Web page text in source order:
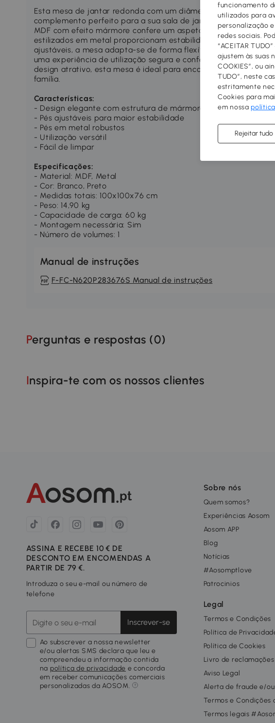
Esta mesa de jantar redonda com um diâmetro de 100 cm e
complemento perfeito para a sua sala de jantar ou sala de
MDF com efeito mármore confere um aspeto elegante e
estilizados em metal proporcionam estabilidade e durabilidade.
ajustáveis, a mesa adapta-se de forma flexível a diferentes
uma experiência de utilização segura e confortável. Com a sua
design atrativo, esta mesa é ideal para encontros sociais ou
família.
Características:
- Design elegante com estrutura de mármore
- Pés ajustáveis para maior estabilidade
- Pés em metal robustos
- Utilização versátil
- Fácil de limpar
Especificações:
- Material: MDF, Metal
- Cor: Branco, Preto
- Medidas totais: 100x100x76 cm
- Peso: 14,90 kg
- Capacidade de carga: 60 kg
- Montagem necessária: Sim
- Número de volumes: 1
Manual de instruções
F-FC-N620P283676S Manual de instruções
Perguntas e respostas (0)
Inspira-te com os nossos clientes
ASSINA E RECEBE 10 € DE
DESCONTO EM ENCOMENDAS A
PARTIR DE 79 €.
Introduza o seu e-mail ou número de
telefone
Inscrever-se
Ao subscrever a nossa newsletter
e/ou alertas SMS declara que leu e
compreendeu a informação contida
na política de privacidade e concorda
em receber comunicações comerciais
personalizadas da AOSOM.
Sobre nós
Quem somos?
Experiências Aosom
Aosom APP
Blog
Notícias
#Aosomptlove
Patrocinios
Legal
Termos e Condições
Política de
Política de Cookies
Livro de reclamações
Aviso Legal
Alerta de fraude e/
Termos e Condições
Termos legais
funcionamento
utilizados para
personalização
redes sociais.
“ACEITAR
ajustem às suas
COOKIES”, ou
TUDO”, neste
estritamente
Cookies para
em nossa
Rejeitar tudo